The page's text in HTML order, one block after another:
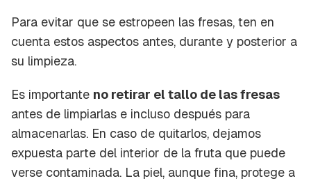
Para evitar que se estropeen las fresas, ten en
cuenta estos aspectos antes, durante y posterior a
su limpieza.
Es importante no retirar el tallo de las fresas
antes de limpiarlas e incluso después para
almacenarlas. En caso de quitarlos, dejamos
expuesta parte del interior de la fruta que puede
verse contaminada. La piel, aunque fina, protege a